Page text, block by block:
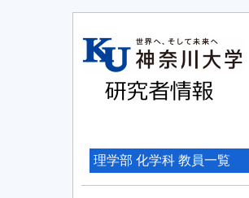
理学部 化学科 教員一覧